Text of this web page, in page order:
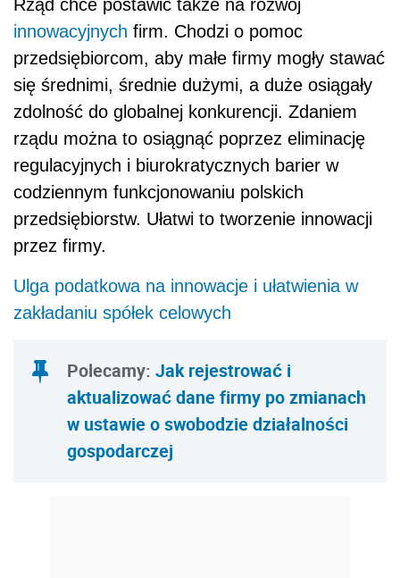
Rząd chce postawić także na rozwój
innowacyjnych firm. Chodzi o pomoc
przedsiębiorcom, aby małe firmy mogły stawać
się średnimi, średnie dużymi, a duże osiągały
zdolność do globalnej konkurencji. Zdaniem
rządu można to osiągnąć poprzez eliminację
regulacyjnych i biurokratycznych barier w
codziennym funkcjonowaniu polskich
przedsiębiorstw. Ułatwi to tworzenie innowacji
przez firmy.
Ulga podatkowa na innowacje i ułatwienia w
zakładaniu spółek celowych
Polecamy: Jak rejestrować i
aktualizować dane firmy po zmianach
w ustawie o swobodzie działalności
gospodarczej